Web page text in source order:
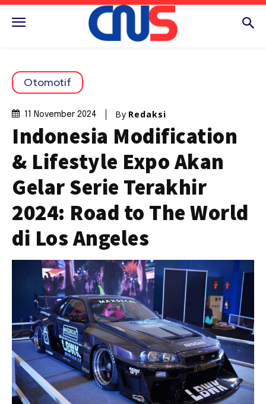
Otomotif
11 November 2024 By Redaksi
Indonesia Modification
& Lifestyle Expo Akan
Gelar Serie Terakhir
2024: Road to The World
di Los Angeles